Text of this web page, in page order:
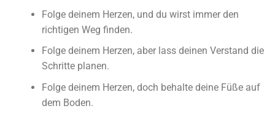
Folge deinem Herzen, und du wirst immer den
richtigen Weg finden.
Folge deinem Herzen, aber lass deinen Verstand die
Schritte planen.
Folge deinem Herzen, doch behalte deine Füße auf
dem Boden.